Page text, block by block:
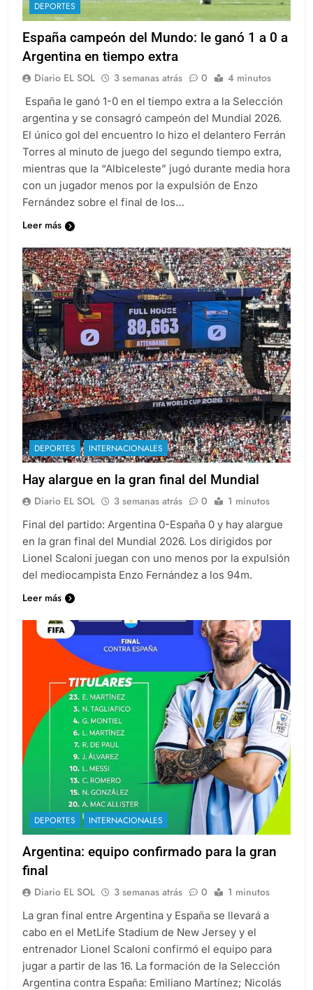
DEPORTES
España campeón del Mundo: le ganó 1 a 0 a
Argentina en tiempo extra
Diario EL SOL 3 semanas atrás 0 4 minutos
España le ganó 1-0 en el tiempo extra a la Selección
argentina y se consagró campeón del Mundial 2026.
El único gol del encuentro lo hizo el delantero Ferrán
Torres al minuto de juego del segundo tiempo extra,
mientras que la “Albiceleste” jugó durante media hora
con un jugador menos por la expulsión de Enzo
Fernández sobre el final de los…
Leer más
DEPORTES INTERNACIONALES
Hay alargue en la gran final del Mundial
Diario EL SOL 3 semanas atrás 0 1 minutos
Final del partido: Argentina 0-España 0 y hay alargue
en la gran final del Mundial 2026. Los dirigidos por
Lionel Scaloni juegan con uno menos por la expulsión
del mediocampista Enzo Fernández a los 94m.
Leer más
DEPORTES INTERNACIONALES
Argentina: equipo confirmado para la gran
final
Diario EL SOL 3 semanas atrás 0 1 minutos
La gran final entre Argentina y España se llevará a
cabo en el MetLife Stadium de New Jersey y el
entrenador Lionel Scaloni confirmó el equipo para
jugar a partir de las 16. La formación de la Selección
Argentina contra España: Emiliano Martínez; Nicolás